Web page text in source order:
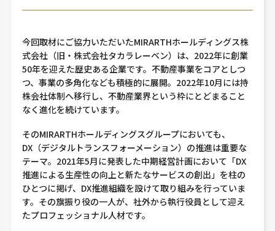
今回取材にご協力いただいたMIRARTHホールディングス株
式会社（旧・株式会社タカラレーベン）は、2022年に創業
50年を迎えた歴史ある企業です。不動産事業をコアとしつ
つ、事業の多角化なども積極的に展開。2022年10月には持
株会社体制へ移行し、不動産業界という枠にとどまること
なく進化を続けています。
そのMIRARTHホールディングスグループにおいても、
DX（デジタルトランスフォーメーション）の推進は重要な
テーマ。2021年5月に発表した中期経営計画において「DX
推進による生産性の向上と新たなサービスの創出」を柱の
ひとつに掲げ、DX推進組織を設けて取り組みを行っていま
す。その旗振り役の一人が、社外から執行役員として迎え
たプロフェッショナル人材です。